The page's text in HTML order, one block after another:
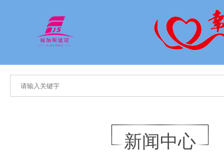
新闻中心